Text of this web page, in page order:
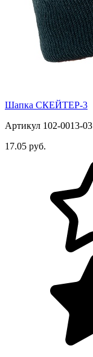
Шапка СКЕЙТЕР-3
Артикул 102-0013-03
17.05 руб.